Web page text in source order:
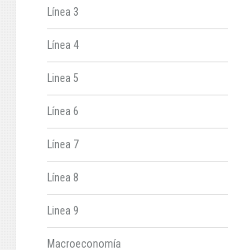
Línea 3
Línea 4
Linea 5
Línea 6
Línea 7
Línea 8
Linea 9
Macroeconomía